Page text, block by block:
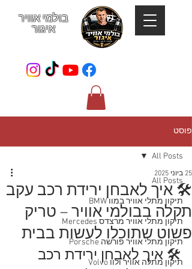
בולמי אוויר
איגור
פוסט
All Posts
תיקון מתלי אוויר במוו BMW
תיקון מתלי אוויר מרצדס Mercedes
תיקון מתלי אוויר פורשה Porsche
תיקון מתלה אוויר ולוו Volvo
All Posts
🛠️ איך לאבחן ירידת רכב עקב
תקלה בבולמי אוויר – טריק
פשוט שתוכלו לעשות בבית
25 ביוני 2025
🛠️ איך לאבחן ירידת רכב